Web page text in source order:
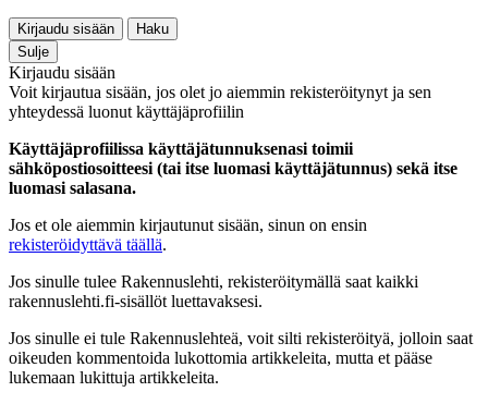
Kirjaudu sisään
Haku
Sulje
Kirjaudu sisään
Voit kirjautua sisään, jos olet jo aiemmin rekisteröitynyt ja sen
yhteydessä luonut käyttäjäprofiilin
Käyttäjäprofiilissa käyttäjätunnuksenasi toimii
sähköpostiosoitteesi (tai itse luomasi käyttäjätunnus) sekä itse
luomasi salasana.
Jos et ole aiemmin kirjautunut sisään, sinun on ensin
rekisteröidyttävä täällä.
Jos sinulle tulee Rakennuslehti, rekisteröitymällä saat kaikki
rakennuslehti.fi-sisällöt luettavaksesi.
Jos sinulle ei tule Rakennuslehteä, voit silti rekisteröityä, jolloin saat
oikeuden kommentoida lukottomia artikkeleita, mutta et pääse
lukemaan lukittuja artikkeleita.